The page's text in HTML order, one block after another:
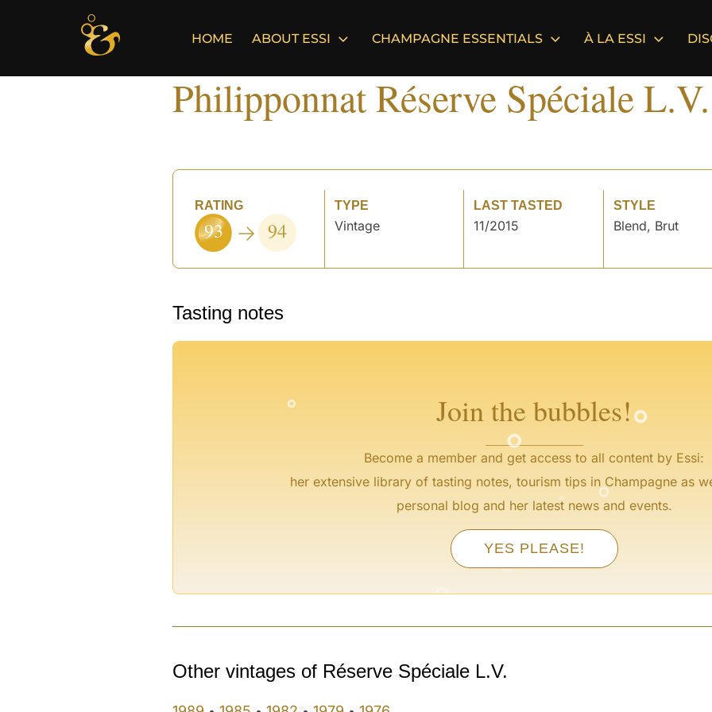
HOME ABOUT ESSI CHAMPAGNE ESSENTIALS À LA ESSI
Philipponnat Réserve Spéciale
RATING
93 94
TYPE
Vintage
LAST TASTED
11/2015
STYLE
Blend, Brut
Tasting notes
Join the bubbles!
Become a member and get access to all content by Essi:
her extensive library of tasting notes, tourism tips in Champagne as
personal blog and her latest news and events.
YES PLEASE!
°
°
°
°
°
°
°
° °
Other vintages of Réserve Spéciale L.V.